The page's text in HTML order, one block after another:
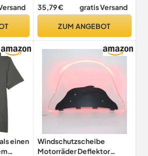
Motorradbedarf Autolüfter
35,79 € gratis Versand
ZUM ANGEBOT
einen
Windschutzscheibe
Motorräder Deflektor